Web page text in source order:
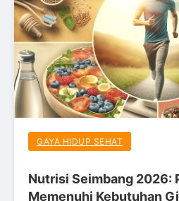
GAYA HIDUP SEHAT
Nutrisi Seimbang 2026:
Memenuhi Kebutuhan